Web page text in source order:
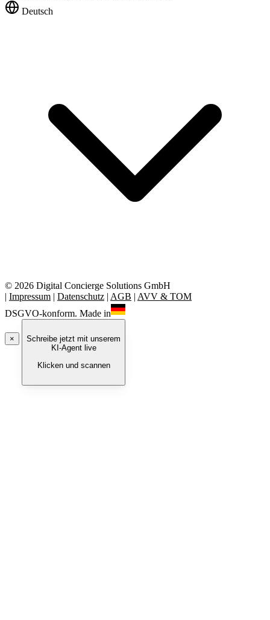
Deutsch
© 2026 Digital Concierge Solutions GmbH
| Impressum | Datenschutz | AGB | AVV & TOM
DSGVO-konform. Made in
×
Schreibe jetzt mit unserem
KI-Agent live
Klicken und scannen